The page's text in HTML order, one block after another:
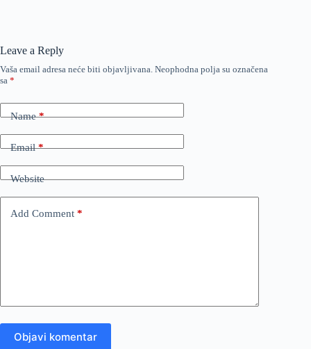
Leave a Reply
Vaša email adresa neće biti objavljivana. Neophodna polja su označena
sa *
Name*
Email*
Website
Add Comment *
Objavi komentar